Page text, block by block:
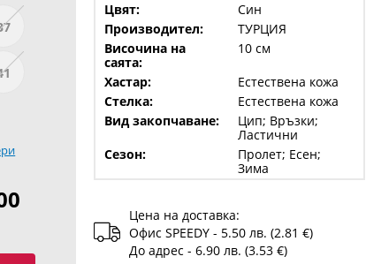
Цвят:
Син
Производител:
ТУРЦИЯ
Височина на
саята:
10 см
Хастар:
Естествена кожа
Стелка:
Естествена кожа
Вид закопчаване:
Цип; Връзки;
Ластични
Сезон:
Пролет; Есен;
Зима
Цена на доставка:
Офис SPEEDY - 5.50 лв. (2.81 €)
До адрес - 6.90 лв. (3.53 €)